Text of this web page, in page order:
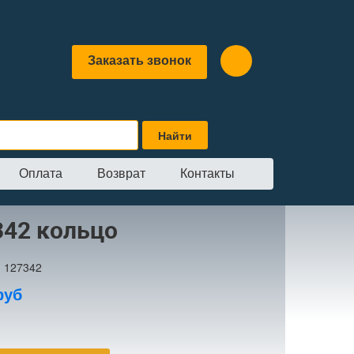
Заказать звонок
Оплата Возврат Контакты
кольцо
127342